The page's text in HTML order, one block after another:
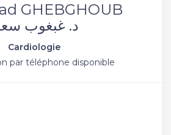
GHEBGHOUB
د. غبغوب
Cardiologie
par téléphone disponible